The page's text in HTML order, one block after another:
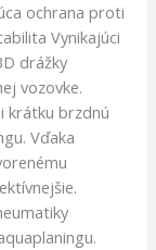
ochrana proti
Vynikajúci
drážky
vozovke.
krátku brzdnú
Vďaka